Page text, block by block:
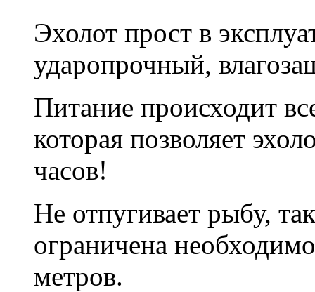
Эхолот прост в
ударопрочный,
Питание происходит
которая позволяет
часов!
Не отпугивает рыбу,
ограничена
метров.